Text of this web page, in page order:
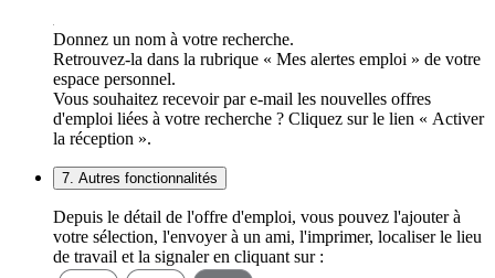
Donnez un nom à votre recherche.
Retrouvez-la dans la rubrique « Mes alertes emploi » de votre
espace personnel.
Vous souhaitez recevoir par e-mail les nouvelles offres
d'emploi liées à votre recherche ? Cliquez sur le lien « Activer
la réception ».
7. Autres fonctionnalités
Depuis le détail de l'offre d'emploi, vous pouvez l'ajouter à
votre sélection, l'envoyer à un ami, l'imprimer, localiser le lieu
de travail et la signaler en cliquant sur :